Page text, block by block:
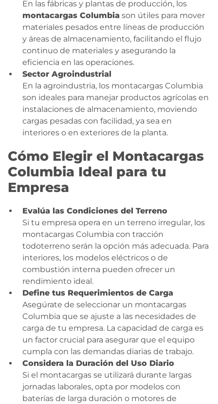
En las fábricas y plantas de producción, los
montacargas Columbia son útiles para mover
materiales pesados entre líneas de producción
y áreas de almacenamiento, facilitando el flujo
continuo de materiales y asegurando la
eficiencia en las operaciones.
Sector Agroindustrial
En la agroindustria, los montacargas Columbia
son ideales para manejar productos agrícolas en
instalaciones de almacenamiento, moviendo
cargas pesadas con facilidad, ya sea en
interiores o en exteriores de la planta.
Cómo Elegir el Montacargas
Columbia Ideal para tu
Empresa
Evalúa las Condiciones del Terreno
Si tu empresa opera en un terreno irregular, los
montacargas Columbia con tracción
todoterreno serán la opción más adecuada. Para
interiores, los modelos eléctricos o de
combustión interna pueden ofrecer un
rendimiento ideal.
Define tus Requerimientos de Carga
Asegúrate de seleccionar un montacargas
Columbia que se ajuste a las necesidades de
carga de tu empresa. La capacidad de carga es
un factor crucial para asegurar que el equipo
cumpla con las demandas diarias de trabajo.
Considera la Duración del Uso Diario
Si el montacargas se utilizará durante largas
jornadas laborales, opta por modelos con
baterías de larga duración o motores de